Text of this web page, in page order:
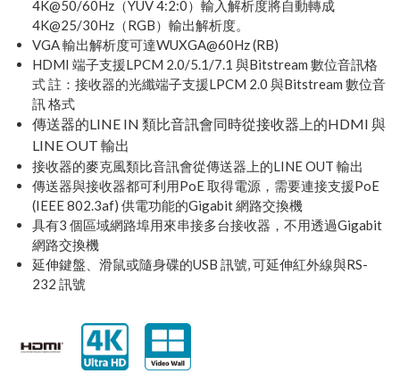
4K@50/60Hz（YUV 4:2:0）輸入解析度將自動轉成
4K@25/30Hz（RGB）輸出解析度。
VGA 輸出解析度可達WUXGA@60Hz (RB)
HDMI 端子支援LPCM 2.0/5.1/7.1 與Bitstream 數位音訊格
式 註：接收器的光纖端子支援LPCM 2.0 與Bitstream 數位音
訊 格式
傳送器的LINE IN 類比音訊會同時從接收器上的HDMI 與
LINE OUT 輸出
接收器的麥克風類比音訊會從傳送器上的LINE OUT 輸出
傳送器與接收器都可利用PoE 取得電源，需要連接支援PoE
(IEEE 802.3af) 供電功能的Gigabit 網路交換機
具有3 個區域網路埠用來串接多台接收器，不用透過Gigabit
網路交換機
延伸鍵盤、滑鼠或隨身碟的USB 訊號, 可延伸紅外線與RS-
232 訊號